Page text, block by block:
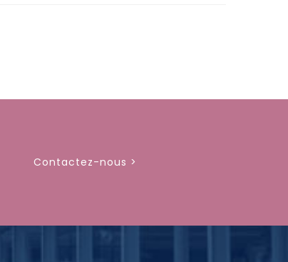
Contactez-nous >